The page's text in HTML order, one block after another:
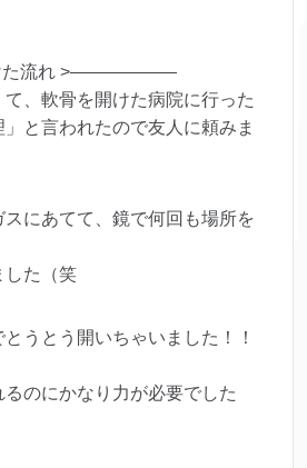
た流れ >——————
て、軟骨を開けた病院に行った
と言われたので友人に頼みま
スにあてて、鏡で何回も場所を
した（笑
うとう開いちゃいました！！
るのにかなり力が必要でした